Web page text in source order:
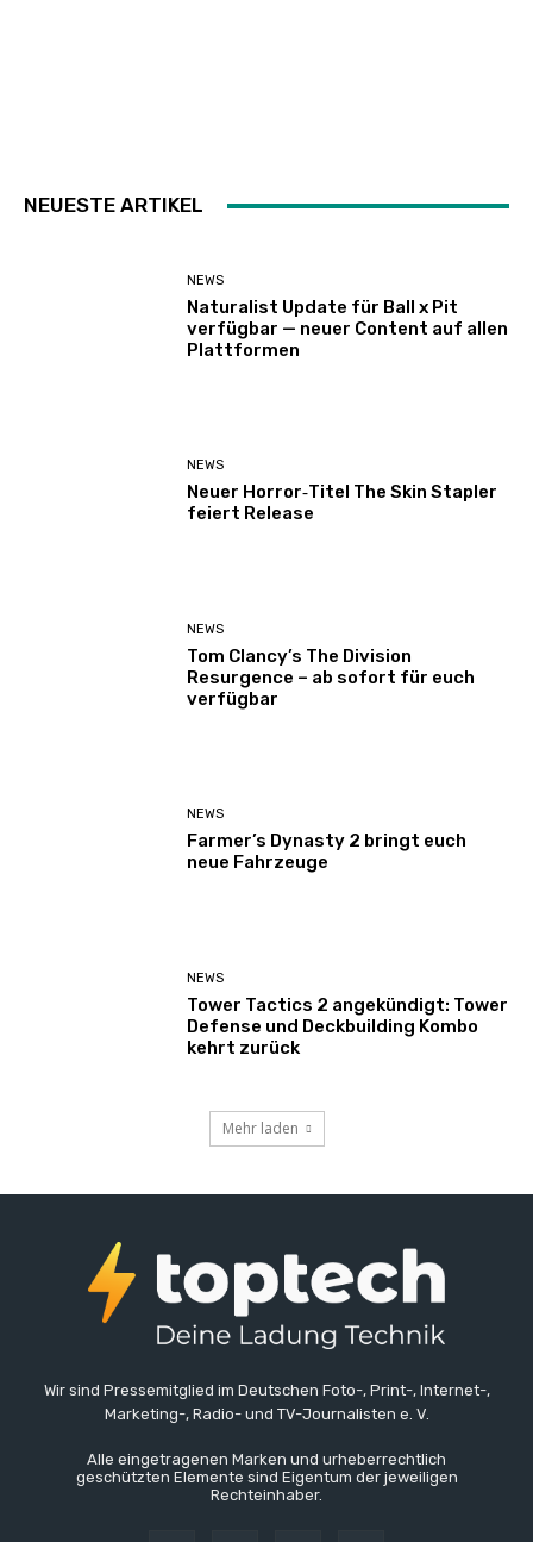
NEUESTE ARTIKEL
NEWS
Naturalist Update für Ball x Pit
verfügbar — neuer Content auf allen
Plattformen
NEWS
Neuer Horror‑Titel The Skin Stapler
feiert Release
NEWS
Tom Clancy’s The Division
Resurgence – ab sofort für euch
verfügbar
NEWS
Farmer’s Dynasty 2 bringt euch
neue Fahrzeuge
NEWS
Tower Tactics 2 angekündigt: Tower
Defense und Deckbuilding Kombo
kehrt zurück
Mehr laden
Wir sind Pressemitglied im Deutschen Foto-, Print-, Internet-,
Marketing-, Radio- und TV-Journalisten e. V.
Alle eingetragenen Marken und urheberrechtlich
geschützten Elemente sind Eigentum der jeweiligen
Rechteinhaber.